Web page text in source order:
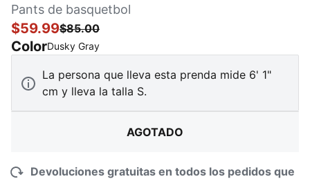
Pants de basquetbol
$59.99$85.00
ColorDusky Gray:
La persona que lleva esta prenda mide 6' 1"
cm y lleva la talla S.
AGOTADO
Devoluciones gratuitas en todos los pedidos que